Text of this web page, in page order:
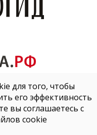
для того, чтобы
его эффективность
вы соглашаетесь с
cookie